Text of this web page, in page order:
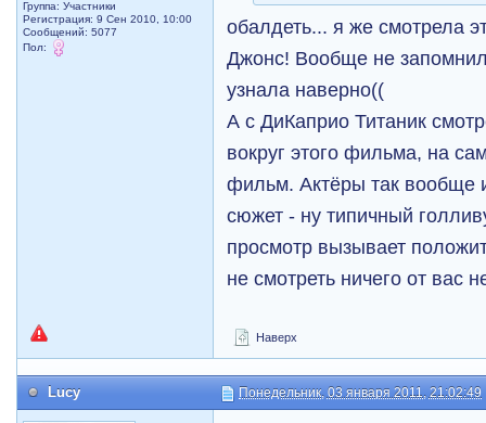
Группа: Участники
Регистрация: 9 Сен 2010, 10:00
Сообщений: 5077
Пол:
обалдеть... я же смотрела
Джонс! Вообще не
узнала наверно((
А с ДиКаприо Титаник
вокруг этого фильма, на
фильм. Актёры так вообще
сюжет - ну типичный
просмотр вызывает
не смотреть ничего от вас
Наверх
Lucy Понедельник, 03 января 2011, 21:02:49